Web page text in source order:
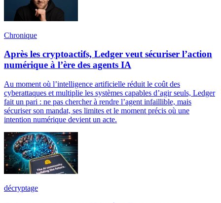
Chronique
Après les cryptoactifs, Ledger veut sécuriser l’action
numérique à l’ère des agents IA
Au moment où l’intelligence artificielle réduit le coût des
cyberattaques et multiplie les systèmes capables d’agir seuls, Ledger
fait un pari : ne pas chercher à rendre l’agent infaillible, mais
sécuriser son mandat, ses limites et le moment précis où une
intention numérique devient un acte.
décryptage